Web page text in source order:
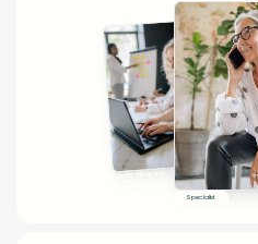
Lærke Hansen
Anita Trosborg
Administrationschef
Specialist